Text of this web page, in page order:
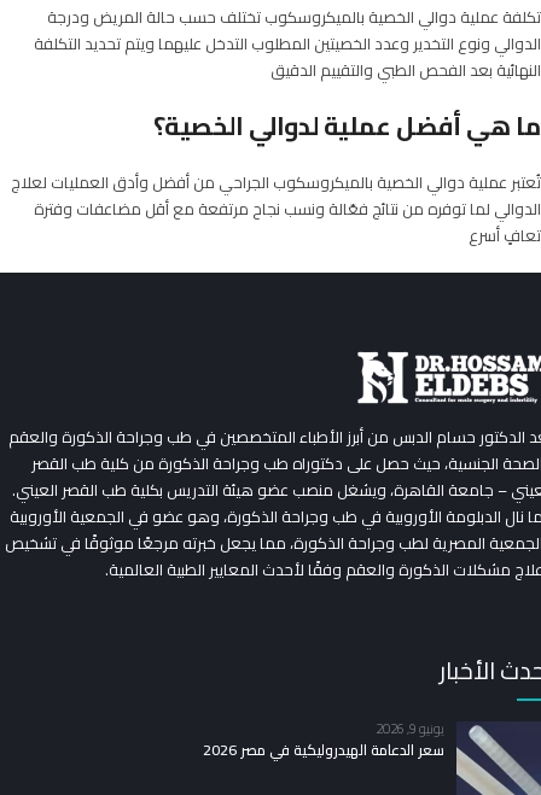
تكلفة عملية دوالي الخصية بالميكروسكوب تختلف حسب حالة المريض ودرجة
الدوالي ونوع التخدير وعدد الخصيتين المطلوب التدخل عليهما ويتم تحديد التكلفة
النهائية بعد الفحص الطبي والتقييم الدقيق
ما هي أفضل عملية لدوالي الخصية؟
تُعتبر عملية دوالي الخصية بالميكروسكوب الجراحي من أفضل وأدق العمليات لعلاج
الدوالي لما توفره من نتائج فعّالة ونسب نجاح مرتفعة مع أقل مضاعفات وفترة
تعافٍ أسرع
الدكتور حسام الدبس من أبرز الأطباء المتخصصين في طب وجراحة الذكورة والعقم
الجنسية، حيث حصل على دكتوراه طب وجراحة الذكورة من كلية طب القصر
– جامعة القاهرة، ويشغل منصب عضو هيئة التدريس بكلية طب القصر العيني.
نال الدبلومة الأوروبية في طب وجراحة الذكورة، وهو عضو في الجمعية الأوروبية
المصرية لطب وجراحة الذكورة، مما يجعل خبرته مرجعًا موثوقًا في تشخيص
مشكلات الذكورة والعقم وفقًا لأحدث المعايير الطبية العالمية.
الأخبار
يونيو 9, 2026
سعر الدعامة الهيدروليكية في مصر 2026